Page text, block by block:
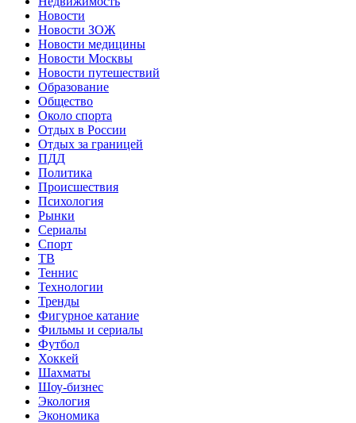
Новости
Новости ЗОЖ
Новости медицины
Новости Москвы
Новости путешествий
Образование
Общество
Около спорта
Отдых в России
Отдых за границей
ПДД
Политика
Происшествия
Психология
Рынки
Сериалы
Спорт
ТВ
Теннис
Технологии
Тренды
Фигурное катание
Фильмы и сериалы
Футбол
Хоккей
Шахматы
Шоу-бизнес
Экология
Экономика